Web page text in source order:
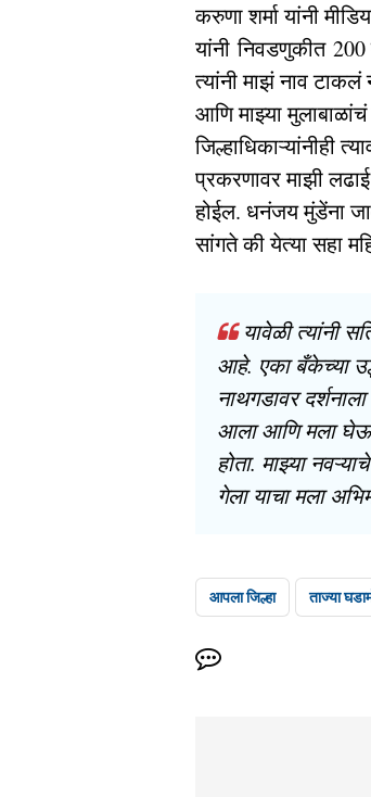
करुणा शर्मा यांनी
यांनी निवडणुकीत
त्यांनी माझं नाव टाकलं
आणि माझ्या
जिल्हाधिकाऱ्यांनीही
प्रकरणावर माझी
होईल. धनंजय मुंडेंना
सांगते की येत्या सहा
यावेळी त्यांनी
आहे. एका बँकेच्या
नाथगडावर
आला आणि मला घेऊन
होता. माझ्या
गेला याचा मला
आपला जिल्हा ताज्या